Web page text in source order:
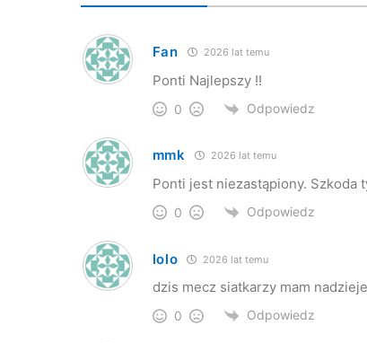
Fan 2026 lat temu
Ponti Najlepszy !!
0 Odpowiedz
mmk 2026 lat temu
Ponti jest niezastąpiony. Szkoda
0 Odpowiedz
lolo 2026 lat temu
dzis mecz siatkarzy mam
0 Odpowiedz